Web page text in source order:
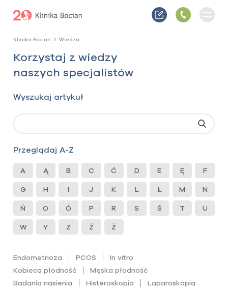
Klinika Bocian Wiedza
Korzystaj z wiedzy
naszych specjalistów
Wyszukaj artykuł
Przeglądaj A-Z
A Ą B C Ć D E Ę F
G H I J K L Ł M N
Ń O Ó P R S Ś T U
W Y Z Ź Ż
Endometrioza PCOS
In vitro
Kobieca płodność
Męska płodność
Badania nasienia
Histeroskopia
Laparoskopia